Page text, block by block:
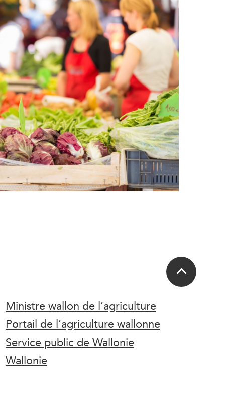
Ministre wallon de l’agriculture
Portail de l’agriculture wallonne
Service public de Wallonie
Wallonie